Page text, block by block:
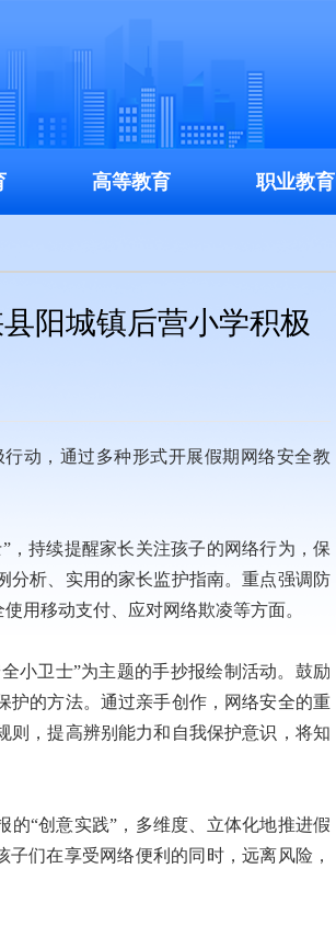
高等教育 职业教育
阳城镇后营小学积极
动，通过多种形式开展假期网络安全教
，持续提醒家长关注孩子的网络行为，保
分析、实用的家长监护指南。重点强调防
用移动支付、应对网络欺凌等方面。
小卫士”为主题的手抄报绘制活动。鼓励
护的方法。通过亲手创作，网络安全的重
则，提高辨别能力和自我保护意识，将知
的“创意实践”，多维度、立体化地推进假
们在享受网络便利的同时，远离风险，